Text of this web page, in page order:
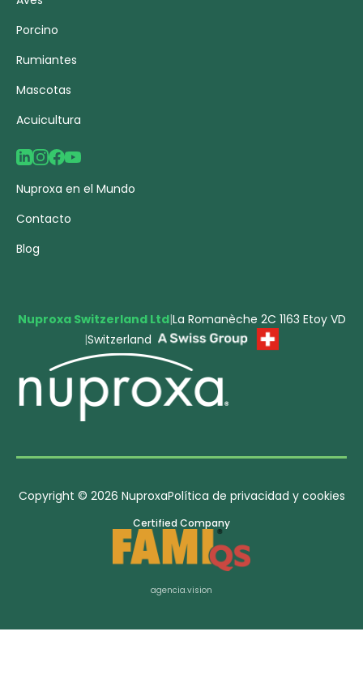
Porcino
Rumiantes
Mascotas
Acuicultura
Nuproxa en el Mundo
Contacto
Blog
Nuproxa Switzerland Ltd|La Romanèche 2C 1163 Etoy VD
|Switzerland
Copyright © 2026 NuproxaPolítica de privacidad y cookies
Certified Company
agencia.vision